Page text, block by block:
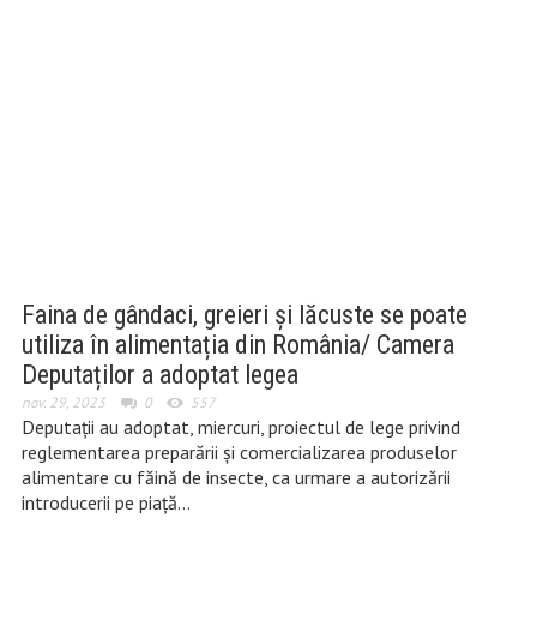
Faina de gândaci, greieri și lăcuste se poate
utiliza în alimentația din România/ Camera
Deputaților a adoptat legea
nov. 29, 2023 0 557
Deputaţii au adoptat, miercuri, proiectul de lege privind
reglementarea preparării şi comercializarea produselor
alimentare cu făină de insecte, ca urmare a autorizării
introducerii pe piaţă…